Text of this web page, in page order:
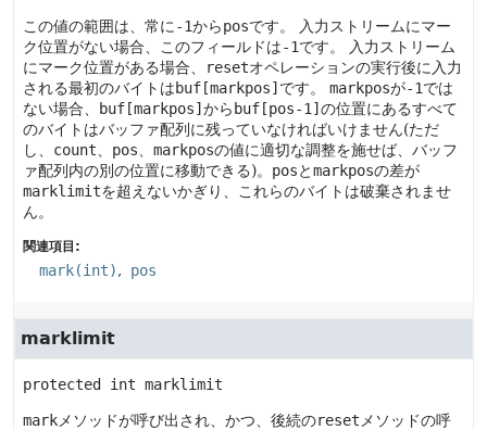
この値の範囲は、常に -1からposです。
入力ストリームにマー
ク位置がない場合、このフィールドは-1です。
入力ストリーム
にマーク位置がある場合、
resetオペレーションの実行後に入力
される最初のバイトはbuf[markpos] です。 markposが-1では
ない場合、
buf[markpos] から buf[pos-1] の位置にあるすべて
のバイトはバッファ配列に残っていなければいけません(ただ
し、 count pos markposの値に適切な調整を施せば、バッフ
ァ配列内の別の位置に移動できる)。 posとmarkposの差が
marklimitを超えないかぎり、これらのバイトは破棄されませ
ん。
関連項目:
mark(int) pos
marklimit
protected int marklimit
mark メソッドが呼び出され、かつ、後続のreset メソッドの呼